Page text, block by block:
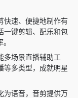
快速、便捷地制作有
一键剪辑、配乐和包
多场景直播辅助工
等多类型，成就明星
为语音，音剪提供万